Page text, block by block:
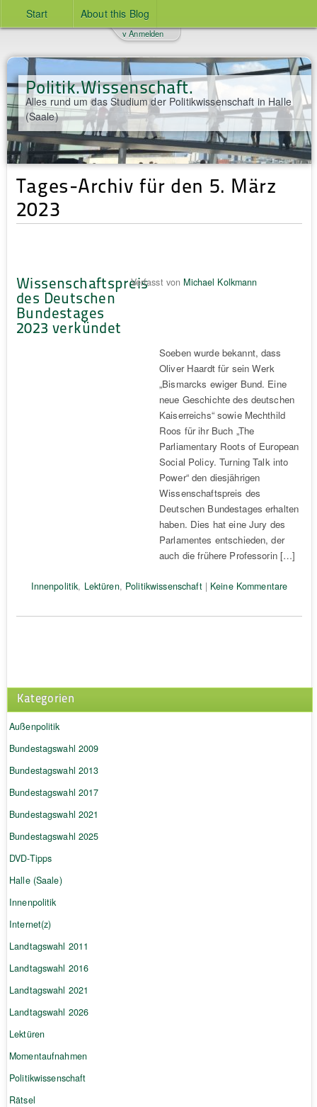
Start About this Blog
Politik.Wissenschaft.
Alles rund um das Studium der Politikwissenschaft in Halle
(Saale)
v Anmelden
Tages-Archiv für den 5. März
2023
Wissenschaftspreis
des Deutschen
Bundestages
2023 verkündet
Verfasst von Michael Kolkmann
Soeben wurde bekannt, dass
Oliver Haardt für sein Werk
„Bismarcks ewiger Bund. Eine
neue Geschichte des deutschen
Kaiserreichs“ sowie Mechthild
Roos für ihr Buch „The
Parliamentary Roots of European
Social Policy. Turning Talk into
Power“ den diesjährigen
Wissenschaftspreis des
Deutschen Bundestages erhalten
haben. Dies hat eine Jury des
Parlamentes entschieden, der
auch die frühere Professorin […]
Innenpolitik, Lektüren, Politikwissenschaft| Keine Kommentare
Kategorien
Außenpolitik
Bundestagswahl 2009
Bundestagswahl 2013
Bundestagswahl 2017
Bundestagswahl 2021
Bundestagswahl 2025
DVD-Tipps
Halle (Saale)
Innenpolitik
Internet(z)
Landtagswahl 2011
Landtagswahl 2016
Landtagswahl 2021
Landtagswahl 2026
Lektüren
Momentaufnahmen
Politikwissenschaft
Rätsel